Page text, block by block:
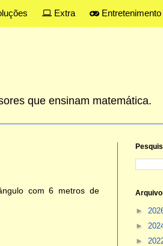
Extra Entretenimento
que ensinam matemática.
com 6 metros de
►
►
►